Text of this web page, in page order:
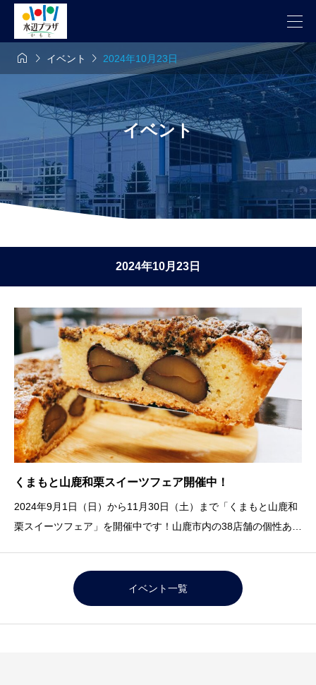
  イベント  2024年10月23日
イベント
2024年10月23日
くまもと山鹿和栗スイーツフェア開催中！
2024年9月1日（日）から11月30日（土）まで「くまもと山鹿和
栗スイーツフェア」を開催中です！山鹿市内の38店舗の個性ある
してありますので、お店を巡ってス
イベント一覧